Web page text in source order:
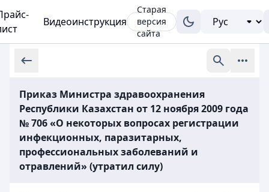
Видеоинструкция
Старая
версия
сайта
Приказ Министра здравоохранения
Республики Казахстан от 12 ноября 2009 года
№ 706 «О некоторых вопросах регистрации
инфекционных, паразитарных,
профессиональных заболеваний и
отравлений» (утратил силу)